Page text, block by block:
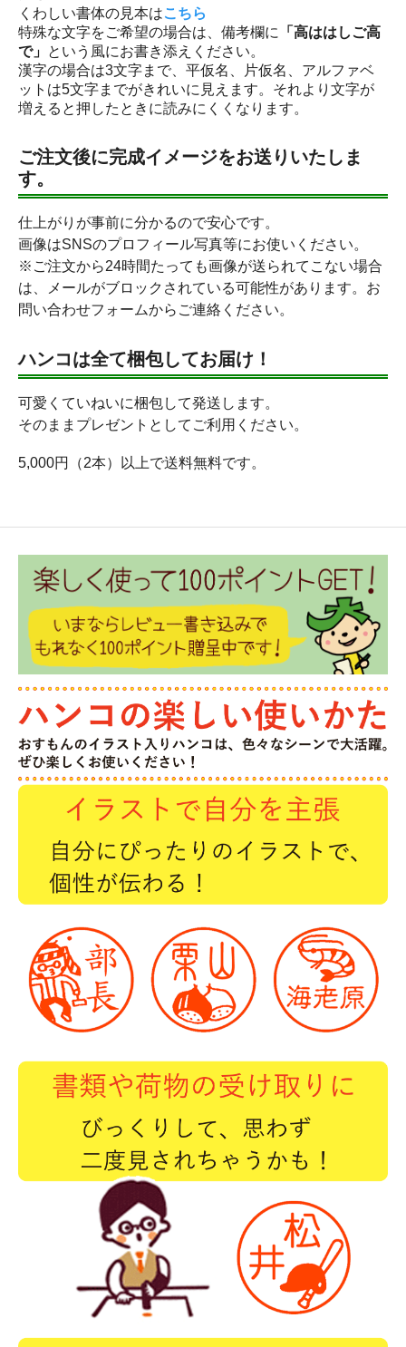
くわしい書体の見本はこちら
特殊な文字をご希望の場合は、備考欄に
「高ははしご高
で」 という風にお書き添えください。
漢字の場合は3文字まで、平仮名、片仮名、アルファベ
ットは5文字までがきれいに見えます。それより文字が
増えると押したときに読みにくくなります。
ご注文後に完成イメージをお送りいたしま
す。
仕上がりが事前に分かるので安心です。
画像はSNSのプロフィール写真等にお使いください。
※ご注文から24時間たっても画像が送られてこない場合
は、メールがブロックされている可能性があります。お
問い合わせフォームからご連絡ください。
ハンコは全て梱包してお届け！
可愛くていねいに梱包して発送します。
そのままプレゼントとしてご利用ください。
5,000円（2本）以上で送料無料です。